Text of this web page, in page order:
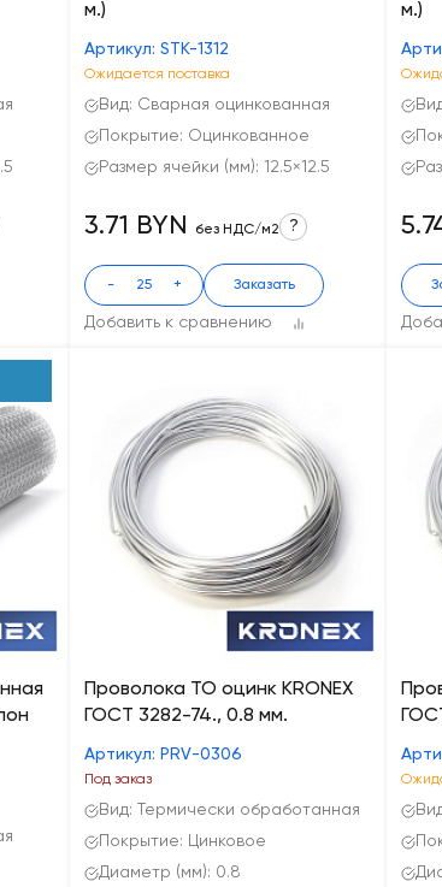
м.)
Артикул: STK-1312
Ожидается поставка
Вид: Сварная оцинкованная
Покрытие: Оцинкованное
Размер ячейки (мм): 12.5×12.5
Добавить к сравнению
3.71 BYN без НДС/м2 ?
- + Заказать
м.)
Проволока ТО оцинк KRONEX
ГОСТ 3282-74., 0.8 мм.
Артикул: PRV-0306
Под заказ
Вид: Термически обработанная
Покрытие: Цинковое
Диаметр (мм): 0.8